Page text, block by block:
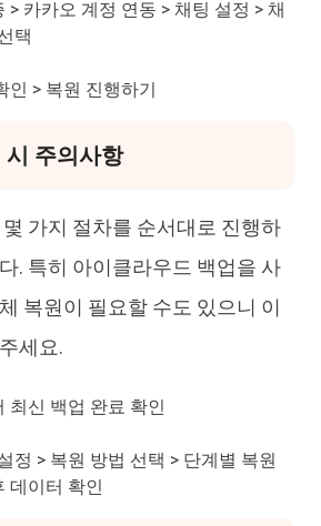
> 카카오 계정 연동 > 채팅 설정 > 채
택
인 > 복원 진행하기
주의사항
가지 절차를 순서대로 진행하
. 특히 아이클라우드 백업을 사
복원이 필요할 수도 있으니 이
세요.
최신 백업 완료 확인
정 > 복원 방법 선택 > 단계별 복원
데이터 확인